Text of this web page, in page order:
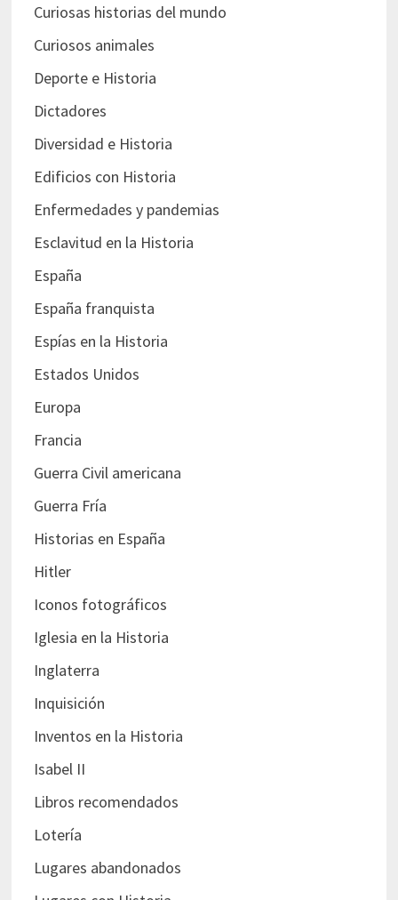
Curiosas historias del mundo
Curiosos animales
Deporte e Historia
Dictadores
Diversidad e Historia
Edificios con Historia
Enfermedades y pandemias
Esclavitud en la Historia
España
España franquista
Espías en la Historia
Estados Unidos
Europa
Francia
Guerra Civil americana
Guerra Fría
Historias en España
Hitler
Iconos fotográficos
Iglesia en la Historia
Inglaterra
Inquisición
Inventos en la Historia
Isabel II
Libros recomendados
Lotería
Lugares abandonados